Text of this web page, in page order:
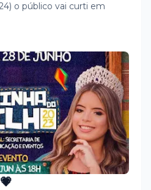
o público vai curti em